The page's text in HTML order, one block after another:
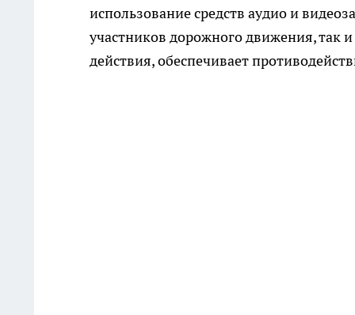
использование средств аудио и
участников дорожного движения, так
действия, обеспечивает